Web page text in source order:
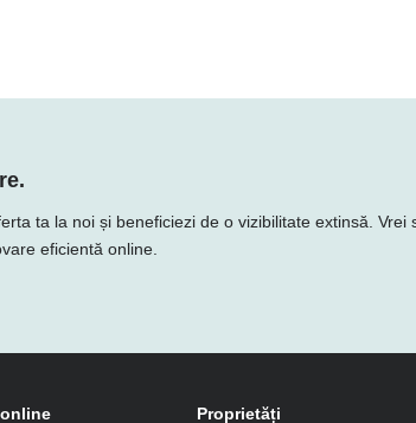
ta la noi și beneficiezi de o vizibilitate extinsă.
eficientă online.
Proprietăți